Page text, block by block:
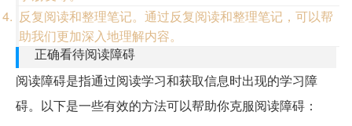
反复阅读和整理笔记。通过反复阅读和整理笔记，可以帮
助我们更加深入地理解内容。
正确看待阅读障碍
阅读障碍是指通过阅读学习和获取信息时出现的学习障
碍。以下是一些有效的方法可以帮助你克服阅读障碍：